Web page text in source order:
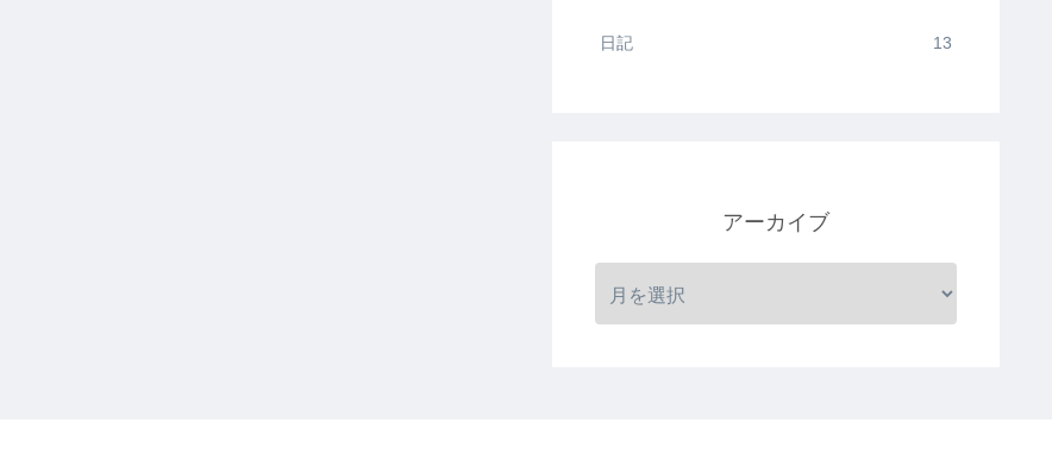
日記 13
アーカイブ